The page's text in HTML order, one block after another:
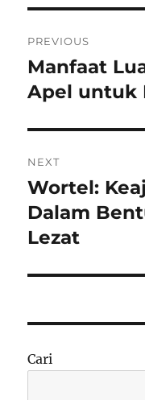
pos
PREVIOUS
Previous
post:
Manfaat
Apel untuk
NEXT
Next
post:
Wortel:
Dalam
Lezat
Cari